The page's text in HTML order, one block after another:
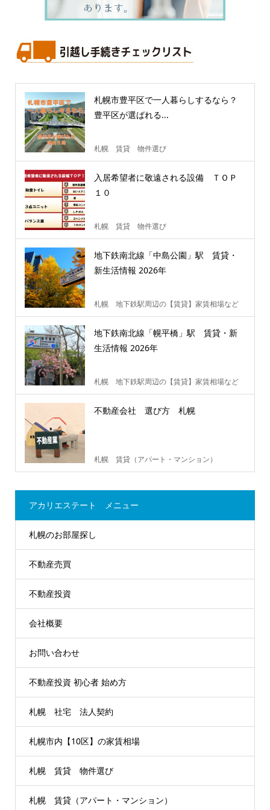
札幌市豊平区で一人暮らしするなら？
豊平区が選ばれる...
札幌 賃貸 物件選び
入居希望者に敬遠される設備 ＴＯＰ
１０
札幌 賃貸 物件選び
地下鉄南北線「中島公園」駅 賃貸・
新生活情報 2026年
札幌 地下鉄駅周辺の【賃貸】家賃相場など
地下鉄南北線「幌平橋」駅 賃貸・新
生活情報 2026年
札幌 地下鉄駅周辺の【賃貸】家賃相場など
不動産会社 選び方 札幌
札幌 賃貸（アパート・マンション）
アカリエステート メニュー
札幌のお部屋探し
不動産売買
不動産投資
会社概要
お問い合わせ
不動産投資 初心者 始め方
札幌 社宅 法人契約
札幌市内【10区】の家賃相場
札幌 賃貸 物件選び
札幌 賃貸（アパート・マンション）